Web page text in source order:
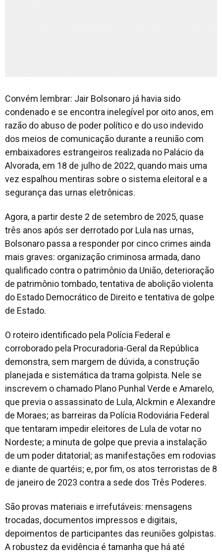
Convém lembrar: Jair Bolsonaro já havia sido
condenado e se encontra inelegível por oito anos, em
razão do abuso de poder político e do uso indevido
dos meios de comunicação durante a reunião com
embaixadores estrangeiros realizada no Palácio da
Alvorada, em 18 de julho de 2022, quando mais uma
vez espalhou mentiras sobre o sistema eleitoral e a
segurança das urnas eletrônicas.
Agora, a partir deste 2 de setembro de 2025, quase
três anos após ser derrotado por Lula nas urnas,
Bolsonaro passa a responder por cinco crimes ainda
mais graves: organização criminosa armada, dano
qualificado contra o patrimônio da União, deterioração
de patrimônio tombado, tentativa de abolição violenta
do Estado Democrático de Direito e tentativa de golpe
de Estado.
O roteiro identificado pela Polícia Federal e
corroborado pela Procuradoria-Geral da República
demonstra, sem margem de dúvida, a construção
planejada e sistemática da trama golpista. Nele se
inscrevem o chamado Plano Punhal Verde e Amarelo,
que previa o assassinato de Lula, Alckmin e Alexandre
de Moraes; as barreiras da Polícia Rodoviária Federal
que tentaram impedir eleitores de Lula de votar no
Nordeste; a minuta de golpe que previa a instalação
de um poder ditatorial; as manifestações em rodovias
e diante de quartéis; e, por fim, os atos terroristas de 8
de janeiro de 2023 contra a sede dos Três Poderes.
São provas materiais e irrefutáveis: mensagens
trocadas, documentos impressos e digitais,
depoimentos de participantes das reuniões golpistas.
A robustez da evidência é tamanha que há até